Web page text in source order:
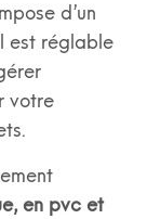
d’un
est réglable
votre
en pvc et